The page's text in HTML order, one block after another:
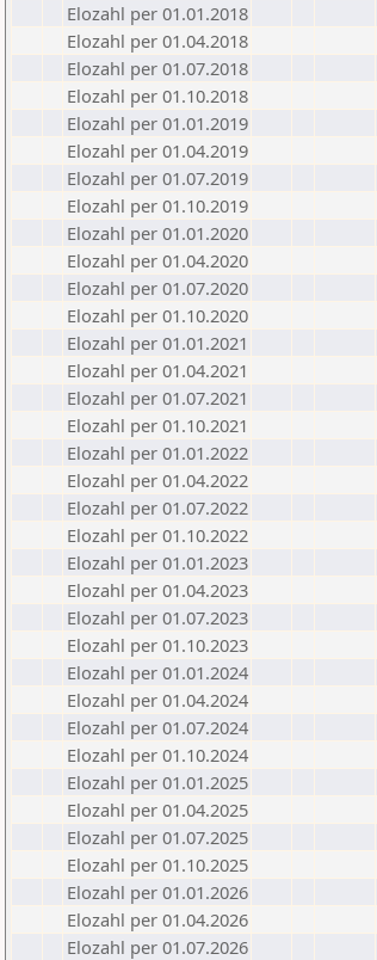
Elozahl per 01.01.2018
Elozahl per 01.04.2018
Elozahl per 01.07.2018
Elozahl per 01.10.2018
Elozahl per 01.01.2019
Elozahl per 01.04.2019
Elozahl per 01.07.2019
Elozahl per 01.10.2019
Elozahl per 01.01.2020
Elozahl per 01.04.2020
Elozahl per 01.07.2020
Elozahl per 01.10.2020
Elozahl per 01.01.2021
Elozahl per 01.04.2021
Elozahl per 01.07.2021
Elozahl per 01.10.2021
Elozahl per 01.01.2022
Elozahl per 01.04.2022
Elozahl per 01.07.2022
Elozahl per 01.10.2022
Elozahl per 01.01.2023
Elozahl per 01.04.2023
Elozahl per 01.07.2023
Elozahl per 01.10.2023
Elozahl per 01.01.2024
Elozahl per 01.04.2024
Elozahl per 01.07.2024
Elozahl per 01.10.2024
Elozahl per 01.01.2025
Elozahl per 01.04.2025
Elozahl per 01.07.2025
Elozahl per 01.10.2025
Elozahl per 01.01.2026
Elozahl per 01.04.2026
Elozahl per 01.07.2026